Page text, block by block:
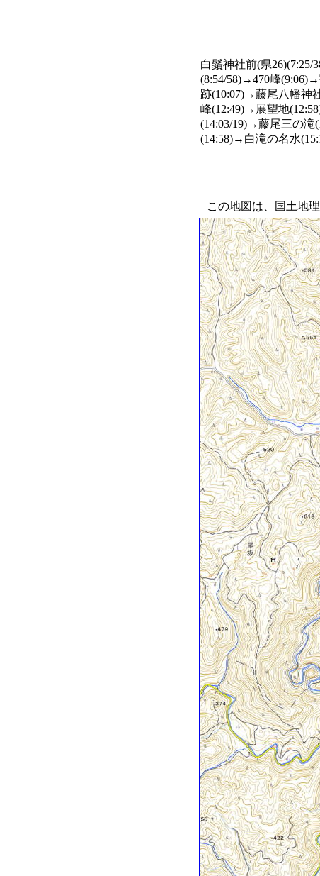
白鬚神社前(県
(8:54/58)→470峰
跡(10:07)→藤尾八幡神
峰(12:49)→展望地
(14:03/19)→藤尾三の
(14:58)→白滝の名水
この地図は、国土地理